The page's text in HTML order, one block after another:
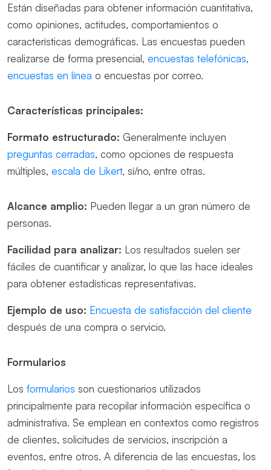
Están diseñadas para obtener información cuantitativa,
como opiniones, actitudes, comportamientos o
características demográficas. Las encuestas pueden
realizarse de forma presencial, encuestas telefónicas,
encuestas en línea o encuestas por correo.
Características principales:
Formato estructurado: Generalmente incluyen
preguntas cerradas, como opciones de respuesta
múltiples, escala de Likert, sí/no, entre otras.
Alcance amplio: Pueden llegar a un gran número de
personas.
Facilidad para analizar: Los resultados suelen ser
fáciles de cuantificar y analizar, lo que las hace ideales
para obtener estadísticas representativas.
Ejemplo de uso: Encuesta de satisfacción del cliente
después de una compra o servicio.
Formularios
Los formularios son cuestionarios utilizados
principalmente para recopilar información específica o
administrativa. Se emplean en contextos como registros
de clientes, solicitudes de servicios, inscripción a
eventos, entre otros. A diferencia de las encuestas, los